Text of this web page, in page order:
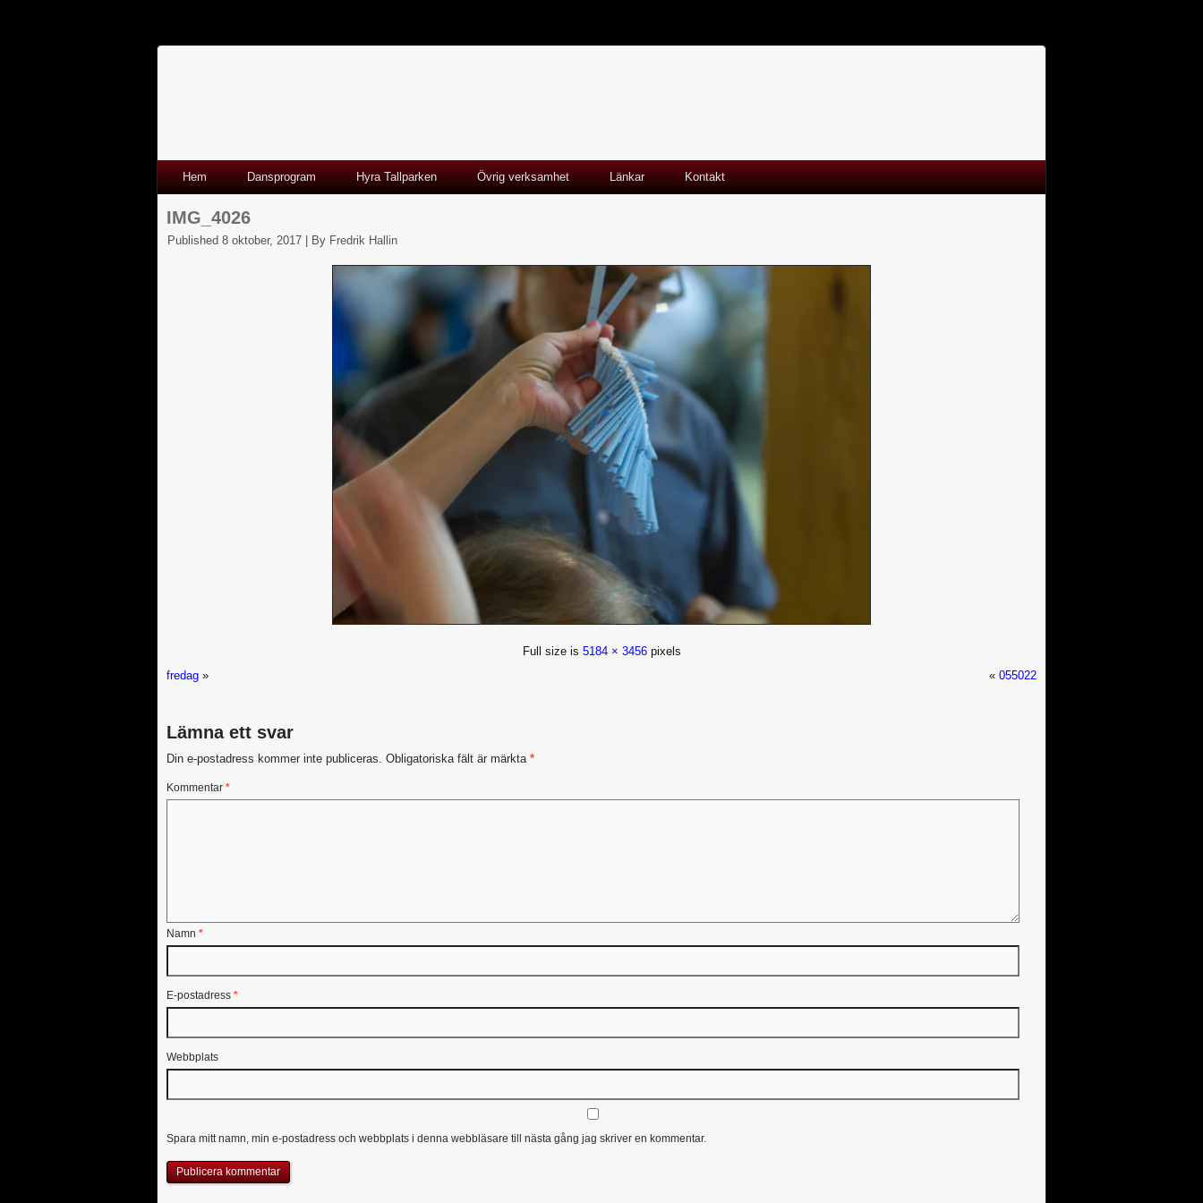
Hem Dansprogram Hyra Tallparken Övrig verksamhet Länkar Kontakt
IMG_4026
Published 8 oktober, 2017 By Fredrik Hallin
Full size is 5184 × 3456pixels
fredag » « 055022
Lämna ett svar
Din e-postadress kommer inte publiceras. Obligatoriska fält är märkta *
Kommentar *
Namn *
E-postadress *
Webbplats
Spara mitt namn, min e-postadress och webbplats i denna webbläsare till nästa gång jag skriver en kommentar.